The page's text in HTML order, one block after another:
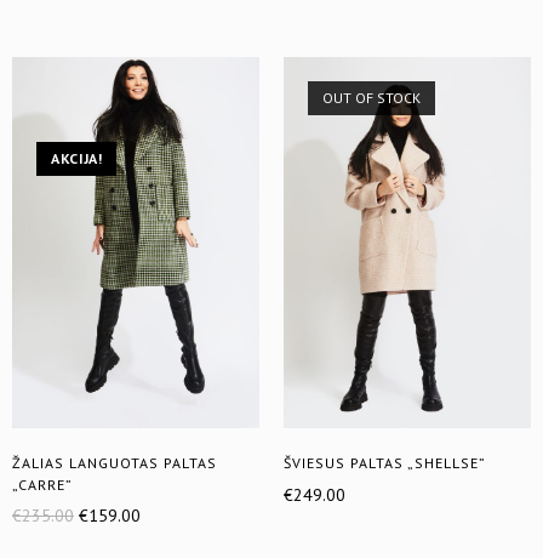
AKCIJA!
ŽALIAS LANGUOTAS PALTAS
„CARRE”
€235.00 €159.00
OUT OF STOCK
ŠVIESUS PALTAS „SHELLSE”
€249.00